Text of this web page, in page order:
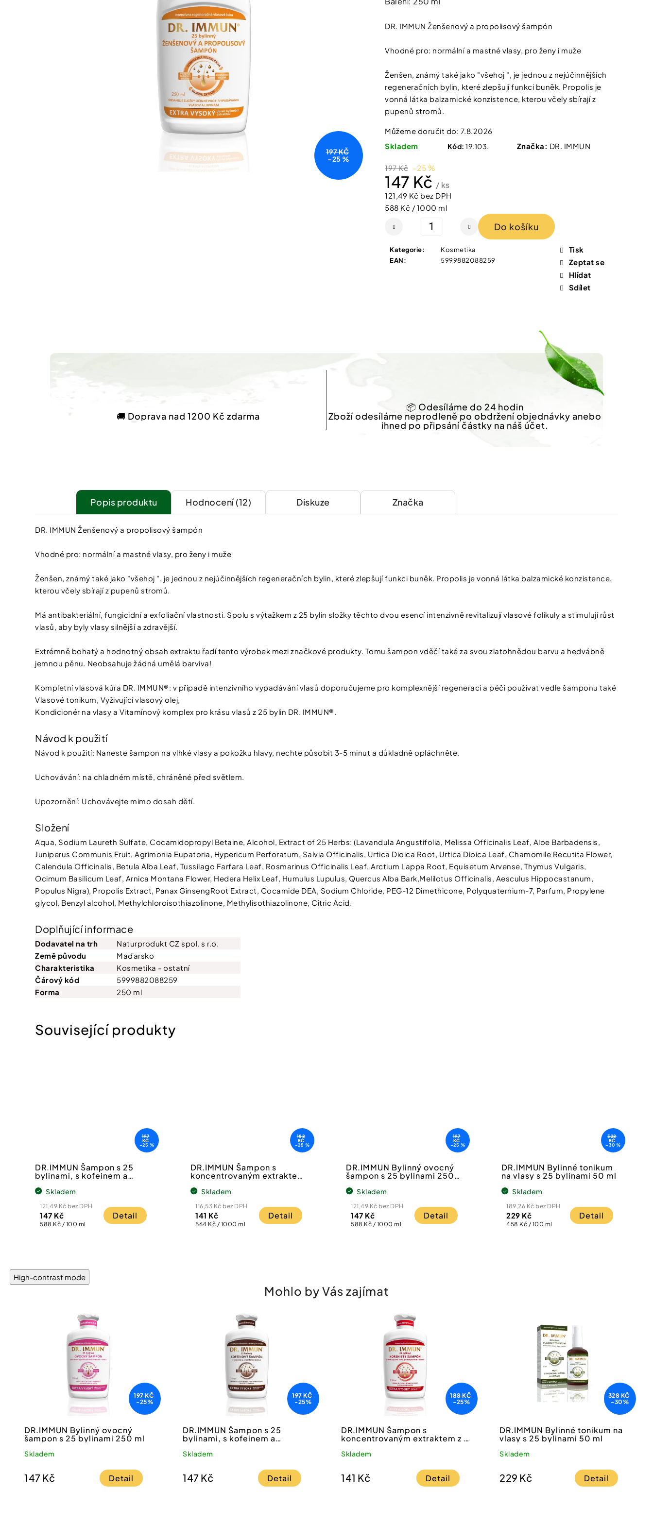
produktu
3,8
5
DR. IMMUN Ženšenový a propolisový šampón
Vhodné pro: normální a mastné vlasy, pro ženy i muže
Ženšen, známý také jako "všehoj ", je jednou z nejúčinnějších
regeneračních bylin, které zlepšují funkci buněk. Propolis je
vonná látka balzamické konzistence, kterou včely sbírají z
pupenů stromů.
Můžeme doručit do: 7.8.2026
Skladem
Kód: 19.103. Značka: DR. IMMUN
197 Kč –25 %
147 Kč / ks
121,49 Kč bez DPH
Měrná
588 Kč / 1000 ml
Do košíku
Kategorie:
Kosmetika
EAN: 5999882088259
Tisk
Zeptat se
Hlídat
Sdílet
197 KČ
–25 %
🚚 Doprava nad 1200 Kč zdarma
📦 Odesíláme do 24 hodin
Zboží odesíláme neprodleně po obdržení objednávky anebo
ihned po připsání částky na náš účet.
Popis Hodnocení (12) Diskuze Značka
DR. IMMUN Ženšenový a propolisový šampón
Vhodné pro: normální a mastné vlasy, pro ženy i muže
Ženšen, známý také jako "všehoj ", je jednou z nejúčinnějších regeneračních bylin, které zlepšují funkci buněk. Propolis je vonná látka balzamické konzistence,
kterou včely sbírají z pupenů stromů.
Má antibakteriální, fungicidní a exfoliační vlastnosti. Spolu s výtažkem z 25 bylin složky těchto dvou esencí intenzivně revitalizují vlasové folikuly a stimulují růst
vlasů, aby byly vlasy silnější a zdravější.
Extrémně bohatý a hodnotný obsah extraktu řadí tento výrobek mezi značkové produkty. Tomu šampon vděčí také za svou zlatohnědou barvu a hedvábně
jemnou pěnu. Neobsahuje žádná umělá barviva!
Kompletní vlasová kúra DR. IMMUN®: v případě intenzivního vypadávání vlasů doporučujeme pro komplexnější regeneraci a péči používat vedle šamponu také
Vlasové tonikum, Vyživující vlasový olej,
Kondicionér na vlasy a Vitamínový komplex pro krásu vlasů z 25 bylin DR. IMMUN®.
Návod k použití
Návod k použití: Naneste šampon na vlhké vlasy a pokožku hlavy, nechte působit 3-5 minut a důkladně opláchněte.
Uchovávání: na chladném místě, chráněné před světlem.
Upozornění: Uchovávejte mimo dosah dětí.
Složení
Aqua, Sodium Laureth Sulfate, Cocamidopropyl Betaine, Alcohol, Extract of 25 Herbs: (Lavandula Angustifolia, Melissa Officinalis Leaf, Aloe Barbadensis,
Juniperus Communis Fruit, Agrimonia Eupatoria, Hypericum Perforatum, Salvia Officinalis, Urtica Dioica Root, Urtica Dioica Leaf, Chamomile Recutita Flower,
Calendula Officinalis, Betula Alba Leaf, Tussilago Farfara Leaf, Rosmarinus Officinalis Leaf, Arctium Lappa Root, Equisetum Arvense, Thymus Vulgaris,
Ocimum Basilicum Leaf, Arnica Montana Flower, Hedera Helix Leaf, Humulus Lupulus, Quercus Alba Bark,Melilotus Officinalis, Aesculus Hippocastanum,
Populus Nigra), Propolis Extract, Panax GinsengRoot Extract, Cocamide DEA, Sodium Chloride, PEG-12 Dimethicone, Polyquaternium-7, Parfum, Propylene
glycol, Benzyl alcohol, Methylchloroisothiazolinone, Methylisothiazolinone, Citric Acid.
Doplňující informace
Dodavatel na trh
Naturprodukt CZ spol. s r.o.
Země původu
Maďarsko
Charakteristika
Kosmetika - ostatní
Čárový kód
5999882088259
Forma
250 ml
197
KČ
–25 %
DR.IMMUN Šampon s 25
bylinami, s kofeinem a
Skladem
121,49 Kč bez DPH
147 Kč
Měrná
588 Kč / 100 ml
Detail
188
KČ
–25 %
DR.IMMUN Šampon s
koncentrovaným extraktem
Skladem
116,53 Kč bez DPH
141 Kč
Měrná
564 Kč / 1000 ml
Detail
197
KČ
–25 %
DR.IMMUN Bylinný ovocný
šampon s 25 bylinami 250
Skladem
121,49 Kč bez DPH
147 Kč
Měrná
588 Kč / 1000 ml
Detail
328
KČ
–30 %
DR.IMMUN Bylinné tonikum
na vlasy s 25 bylinami 50 ml
Skladem
189,26 Kč bez DPH
229 Kč
Měrná
458 Kč / 100 ml
Detail
High-contrast mode
Mohlo by Vás zajímat
197 KČ
-25%
DR.IMMUN Bylinný ovocný
šampon s 25 bylinami 250 ml
Skladem
147 Kč Detail
197 KČ
-25%
DR.IMMUN Šampon s 25
bylinami, s kofeinem a
Skladem
147 Kč Detail
188 KČ
-25%
DR.IMMUN Šampon s
koncentrovaným extraktem z 9
Skladem
141 Kč Detail
328 KČ
-30%
DR.IMMUN Bylinné tonikum na
vlasy s 25 bylinami 50 ml
Skladem
229 Kč Detail
PONOŽKY S BAM. MÁSLEM 1 PÁR
211 Kč
188 Kč
a výhody od nás dostanete.